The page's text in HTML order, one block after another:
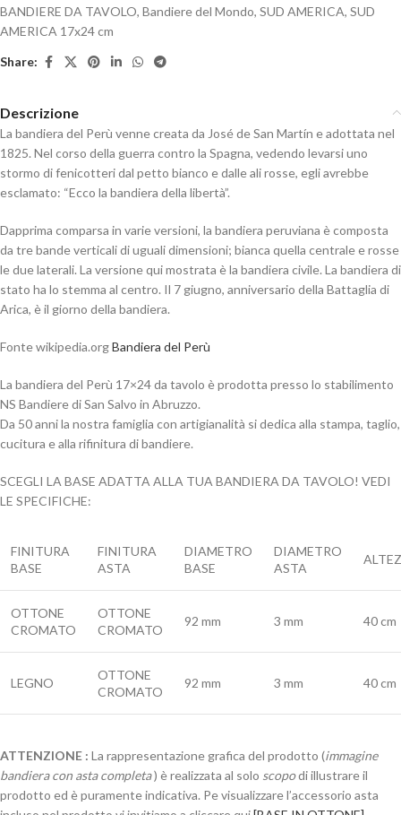
BANDIERE DA TAVOLO, Bandiere del Mondo, SUD AMERICA, SUD
AMERICA 17x24 cm
Share:
Descrizione
La bandiera del Perù venne creata da José de San Martín e adottata nel
1825. Nel corso della guerra contro la Spagna, vedendo levarsi uno
stormo di fenicotteri dal petto bianco e dalle ali rosse, egli avrebbe
esclamato: “Ecco la bandiera della libertà”.
Dapprima comparsa in varie versioni, la bandiera peruviana è composta
da tre bande verticali di uguali dimensioni; bianca quella centrale e rosse
le due laterali. La versione qui mostrata è la bandiera civile. La bandiera di
stato ha lo stemma al centro. Il 7 giugno, anniversario della Battaglia di
Arica, è il giorno della bandiera.
Fonte wikipedia.orgBandiera del Perù
La bandiera del Perù 17×24 da tavolo è prodotta presso lo stabilimento
NS Bandiere di San Salvo in Abruzzo.
Da 50 anni la nostra famiglia con artigianalità si dedica alla stampa, taglio,
cucitura e alla rifinitura di bandiere.
SCEGLI LA BASE ADATTA ALLA TUA BANDIERA DA TAVOLO! VEDI
LE SPECIFICHE:
FINITURA
BASE
FINITURA
ASTA
DIAMETRO
BASE
DIAMETRO
ASTA
OTTONE
CROMATO
OTTONE
CROMATO
92 mm 3 mm 40 cm
LEGNO
OTTONE
CROMATO
92 mm 3 mm 40 cm
ATTENZIONE : La rappresentazione grafica del prodotto (immagine
bandiera con asta completa) è realizzata al solo scopodi illustrare il
prodotto ed è puramente indicativa. Pe visualizzare l’accessorio asta